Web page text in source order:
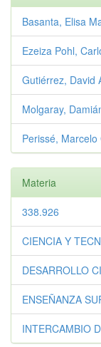
Basanta, Elisa
Ezeiza Pohl,
Gutiérrez, David
Molgaray,
Perissé, Marcelo
Materia
338.926
CIENCIA Y
DESARROLLO
ENSEÑANZA
INTERCAMBIO